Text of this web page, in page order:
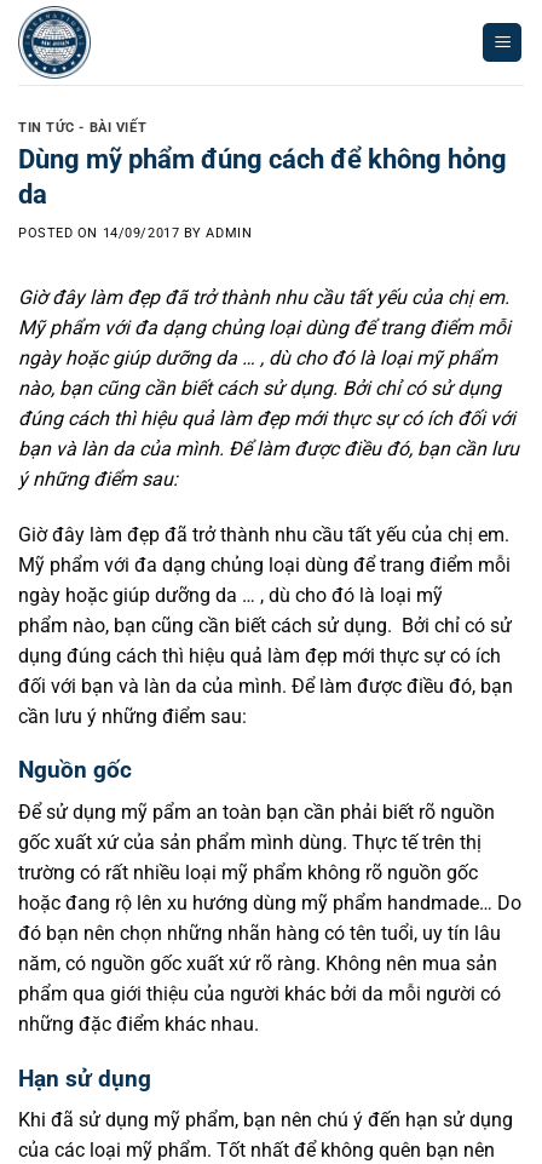
Skip
content
TIN TỨC - BÀI VIẾT
Dùng mỹ phẩm đúng cách để không hỏng
da
POSTED ON 14/09/2017 BYADMIN
Giờ đây làm đẹp đã trở thành nhu cầu tất yếu của chị em.
Mỹ phẩm với đa dạng chủng loại dùng để trang điểm mỗi
ngày hoặc giúp dưỡng da … , dù cho đó là loại mỹ phẩm
nào, bạn cũng cần biết cách sử dụng. Bởi chỉ có sử dụng
đúng cách thì hiệu quả làm đẹp mới thực sự có ích đối với
bạn và làn da của mình. Để làm được điều đó, bạn cần lưu
ý những điểm sau:
Giờ đây làm đẹp đã trở thành nhu cầu tất yếu của chị em.
Mỹ phẩm với đa dạng chủng loại dùng để trang điểm mỗi
ngày hoặc giúp dưỡng da … , dù cho đó là loại mỹ
phẩm nào, bạn cũng cần biết cách sử dụng. Bởi chỉ có sử
dụng đúng cách thì hiệu quả làm đẹp mới thực sự có ích
đối với bạn và làn da của mình. Để làm được điều đó, bạn
cần lưu ý những điểm sau:
Nguồn gốc
Để sử dụng mỹ pẩm an toàn bạn cần phải biết rõ nguồn
gốc xuất xứ của sản phẩm mình dùng. Thực tế trên thị
trường có rất nhiều loại mỹ phẩm không rõ nguồn gốc
hoặc đang rộ lên xu hướng dùng mỹ phẩm handmade… Do
đó bạn nên chọn những nhãn hàng có tên tuổi, uy tín lâu
năm, có nguồn gốc xuất xứ rõ ràng. Không nên mua sản
phẩm qua giới thiệu của người khác bởi da mỗi người có
những đặc điểm khác nhau.
Hạn sử dụng
Khi đã sử dụng mỹ phẩm, bạn nên chú ý đến hạn sử dụng
của các loại mỹ phẩm. Tốt nhất để không quên bạn nên